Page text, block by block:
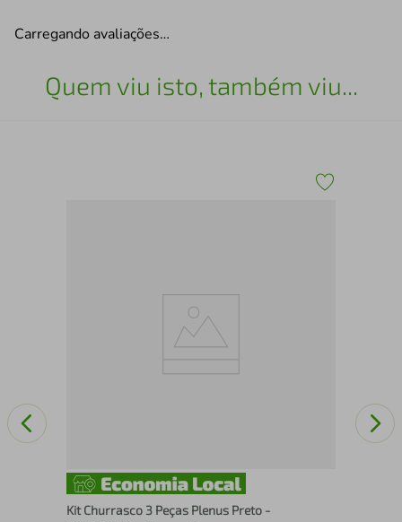
Carregando avaliações…
Quem viu isto, também viu...
Kit Churrasco 3 Peças Plenus Preto -